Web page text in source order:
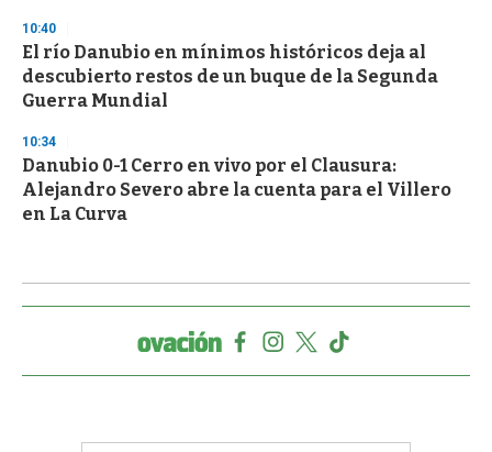
10:40
El río Danubio en mínimos históricos deja al
descubierto restos de un buque de la Segunda
Guerra Mundial
10:34
Danubio 0-1 Cerro en vivo por el Clausura:
Alejandro Severo abre la cuenta para el Villero
en La Curva